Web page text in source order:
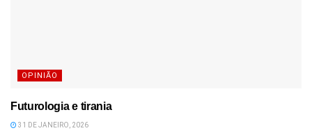
OPINIÃO
Futurologia e tirania
31 DE JANEIRO, 2026